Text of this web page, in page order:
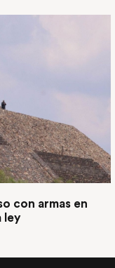
con armas en
ley